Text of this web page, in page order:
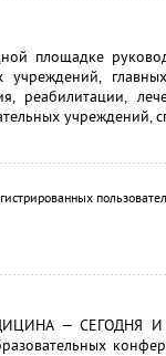
площадке
учреждений,
реабилитации,
учреждений,
— СЕГОДНЯ И